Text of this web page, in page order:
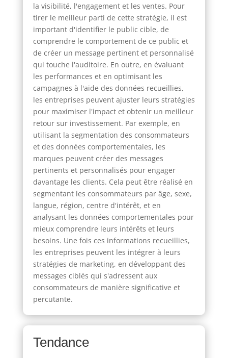
la visibilité, l'engagement et les ventes. Pour
tirer le meilleur parti de cette stratégie, il est
important d'identifier le public cible, de
comprendre le comportement de ce public et
de créer un message pertinent et personnalisé
qui touche l'auditoire. En outre, en évaluant
les performances et en optimisant les
campagnes à l'aide des données recueillies,
les entreprises peuvent ajuster leurs stratégies
pour maximiser l'impact et obtenir un meilleur
retour sur investissement. Par exemple, en
utilisant la segmentation des consommateurs
et des données comportementales, les
marques peuvent créer des messages
pertinents et personnalisés pour engager
davantage les clients. Cela peut être réalisé en
segmentant les consommateurs par âge, sexe,
langue, région, centre d'intérêt, et en
analysant les données comportementales pour
mieux comprendre leurs intérêts et leurs
besoins. Une fois ces informations recueillies,
les entreprises peuvent les intégrer à leurs
stratégies de marketing, en développant des
messages ciblés qui s'adressent aux
consommateurs de manière significative et
percutante.
Tendance